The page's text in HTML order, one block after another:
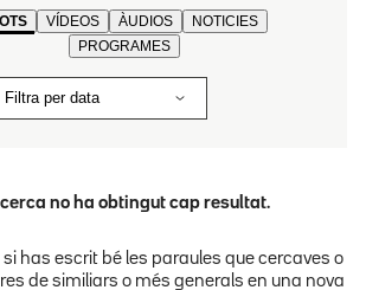
VÍDEOS ÀUDIOS
NOTICIES
PROGRAMES
Filtra per data
cerca no ha obtingut cap resultat.
has escrit bé les paraules que cercaves o
de similiars o més generals en una nova